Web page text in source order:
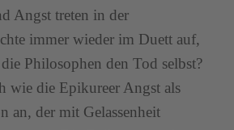
Angst treten in der
immer wieder im Duett auf,
Philosophen den Tod selbst?
wie die Epikureer Angst als
an, der mit Gelassenheit